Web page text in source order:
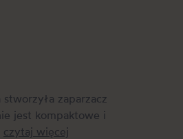
zaparzacz
jest kompaktowe i
czytaj więcej